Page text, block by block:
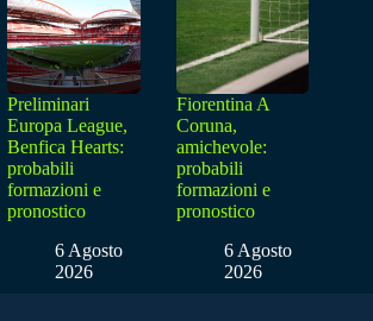
Preliminari
Europa League,
Benfica Hearts:
probabili
formazioni e
pronostico
6 Agosto
2026
Fiorentina A
Coruna,
amichevole:
probabili
formazioni e
pronostico
6 Agosto
2026